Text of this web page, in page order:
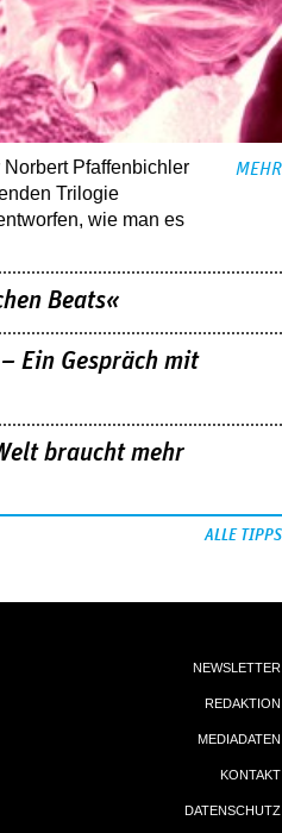
Pfaffenbichler
Trilogie
wie man es
MEHR
Beats«
Ein Gespräch mit
braucht mehr
ALLE TIPPS
NEWSLETTER
REDAKTION
MEDIADATEN
KONTAKT
DATENSCHUTZ